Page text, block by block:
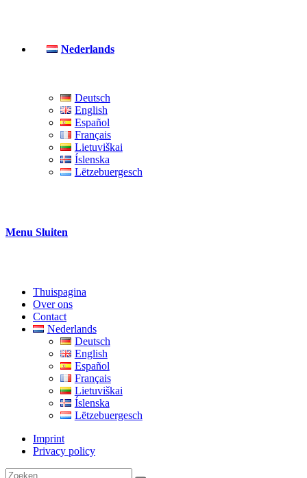
Nederlands
Deutsch
English
Español
Français
Lietuviškai
Íslenska
Lëtzebuergesch
Menu Sluiten
Thuispagina
Over ons
Contact
Nederlands
Deutsch
English
Español
Français
Lietuviškai
Íslenska
Lëtzebuergesch
Imprint
Privacy policy